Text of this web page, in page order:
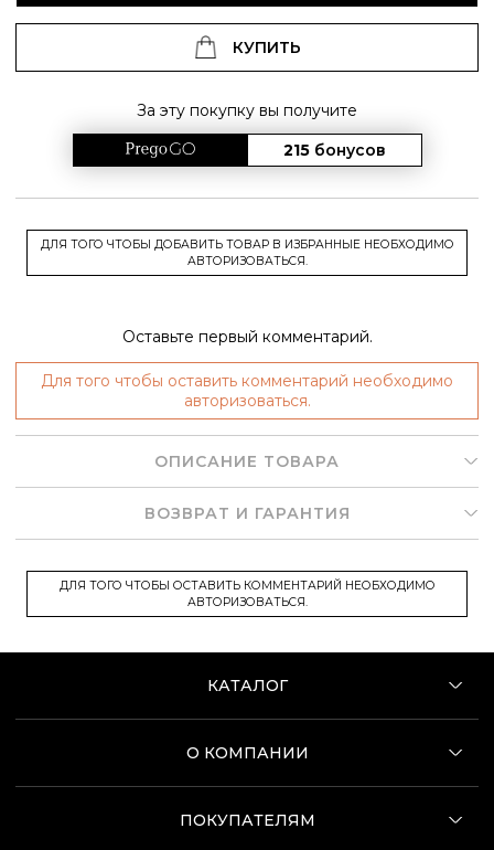
КУПИТЬ
За эту покупку вы получите
215 бонусов
ДЛЯ ТОГО ЧТОБЫ ДОБАВИТЬ ТОВАР В ИЗБРАННЫЕ НЕОБХОДИМО
АВТОРИЗОВАТЬСЯ.
Оставьте первый комментарий.
Для того чтобы оставить комментарий необходимо
авторизоваться.
ОПИСАНИЕ ТОВАРА
ВОЗВРАТ И ГАРАНТИЯ
ДЛЯ ТОГО ЧТОБЫ ОСТАВИТЬ КОММЕНТАРИЙ НЕОБХОДИМО
АВТОРИЗОВАТЬСЯ.
КАТАЛОГ
О КОМПАНИИ
ПОКУПАТЕЛЯМ